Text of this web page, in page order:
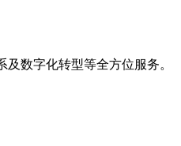
数字化转型等全方位服务。